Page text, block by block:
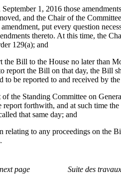
1, 2016 those
and the Chair of the
put every question
thereto. At this time, the
129(a); and
the Bill to the House no later than
report the Bill on that day, the Bill
to be reported to and received by
the Standing Committee on
report forthwith, and at such time
that same day; and
relating to any proceedings on the
page Suite des